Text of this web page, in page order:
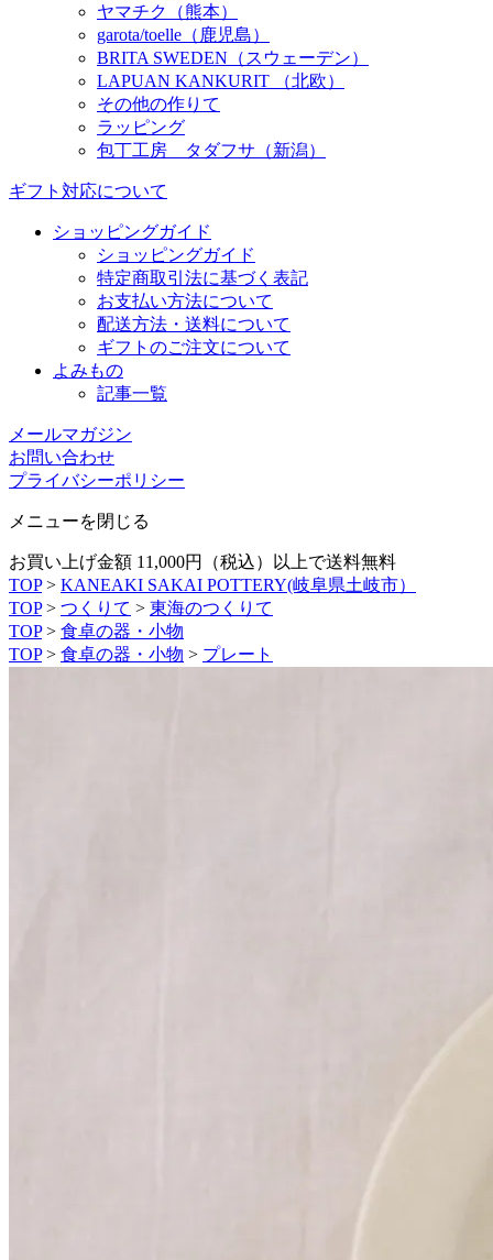
ヤマチク（熊本）
garota/toelle（鹿児島）
BRITA SWEDEN（スウェーデン）
LAPUAN KANKURIT （北欧）
その他の作りて
ラッピング
包丁工房 タダフサ（新潟）
ギフト対応について
ショッピングガイド
ショッピングガイド
特定商取引法に基づく表記
お支払い方法について
配送方法・送料について
ギフトのご注文について
よみもの
記事一覧
メールマガジン
お問い合わせ
プライバシーポリシー
メニューを閉じる
お買い上げ金額 11,000円（税込）以上で送料無料
TOP> KANEAKI SAKAI POTTERY(岐阜県土岐市）
TOP > つくりて > 東海のつくりて
TOP > 食卓の器・小物
TOP > 食卓の器・小物 > プレート